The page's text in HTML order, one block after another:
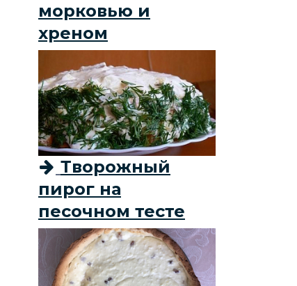
морковью и
хреном
Творожный
пирог на
песочном тесте